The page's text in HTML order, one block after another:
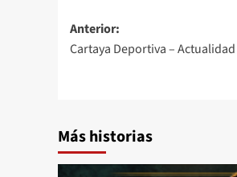
Anterior:
Cartaya Deportiva –
Más historias